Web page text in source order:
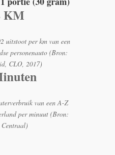
KM
uitstoot per km van een
personenauto (Bron:
CLO, 2017)
van een A-Z
per minuut (Bron: